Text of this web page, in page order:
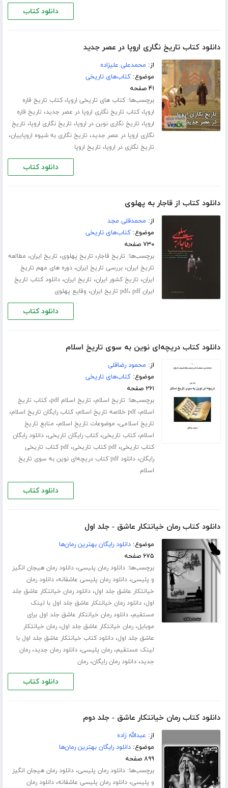
دانلود کتاب
دانلود کتاب تاریخ نگاری اروپا در عصر جدید
از: محمدعلی علیزاده
موضوع:کتاب‌های تاریخی
۴۱ صفحه
برچسب‌ها:کتاب های تاریخی اروپا،کتاب تاریخ قاره
اروپا،کتاب تاریخ نگاری اروپا در عصر جدید، تاریخ قاره
اروپا، تاریخ نگاری نوین در اروپا، تاریخ نگاری اروپا، تاریخ
نگاری اروپا در عصر جدید، تاریخ نگاری به شیوه اروپاییان،
تاریخ نگاری در اروپا، تاریخ اروپا
دانلود کتاب
دانلود کتاب از قاجار به پهلوی
از: محمدقلی مجد
موضوع:کتاب‌های تاریخی
۷۳۰ صفحه
برچسب‌ها: تاریخ قاجار، تاریخ پهلوی، تاریخ ایران، مطالعه
تاریخ ایران،بررسی تاریخ ایران،دوره های مهم تاریخ
ایران، تاریخ کشور ایران، تاریخ ایران،دانلود کتاب تاریخ
ایران pdf
، pdf تاریخ ایران ، وقایع پهلوی
دانلود کتاب
دانلود کتاب دریچه‌ای نوین به سوی تاریخ اسلام
از: محمود رضاقلی
موضوع:کتاب‌های تاریخی
۲۶۱ صفحه
برچسب‌ها: تاریخ اسلام، تاریخ اسلام pdf ،کتاب تاریخ
اسلام،pdf خلاصه تاریخ اسلام ،کتاب رایگان تاریخ اسلام،
تاریخ اسلامی، موضوعات تاریخ اسلام، منابع تاریخ
اسلام،کتاب تاریخی،کتاب رایگان تاریخی،دانلود رابگان
کتاب تاریخی،pdf کتاب تاریخی ،
pdf کتاب تاریخی
رایگان،
دانلود pdf کتاب دریچه‌ای نوین به سوی تاریخ
اسلام
دانلود کتاب
دانلود کتاب رمان خیانتکار عاشق - جلد اول
موضوع:دانلود رایگان بهترین رمان‌ها
۶۷۵ صفحه
برچسب‌ها:دانلود رمان پلیسی،دانلود رمان هیجان انگیز
و پلیسی،دانلود رمان پلیسی عاشقانه،دانلود رمان
خیانتکار عاشق جلد اول،دانلود رمان خیانتکار عاشق جلد
اول،دانلود رمان خیانتکار عاشق جلد اول با لینک
مستقیم،دانلود رمان خیانتکار عاشق جلد اول برای
موبایل،رمان خیانتکار عاشق جلد اول،رمان خیانتکار
عاشق جلد اول،دانلود کتاب خیانتکار عاشق جلد اول با
لینک مستقیم،رمان پلیسی،دانلود رمان جدید،رمان
جدید،دانلود رمان رایگان،رمان
دانلود کتاب
دانلود کتاب رمان خیانتکار عاشق - جلد دوم
از: عبدالله زاده
موضوع:دانلود رایگان بهترین رمان‌ها
۸۹۹ صفحه
برچسب‌ها:دانلود رمان پلیسی،دانلود رمان هیجان انگیز
و پلیسی،دانلود رمان پلیسی عاشقانه،دانلود رمان